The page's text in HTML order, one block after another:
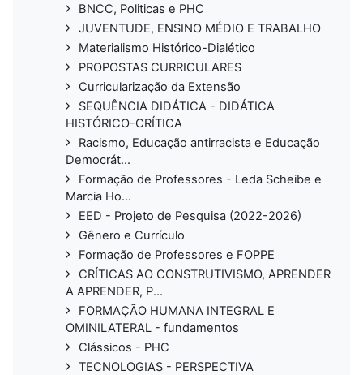
BNCC, Politicas e PHC
JUVENTUDE, ENSINO MÉDIO E TRABALHO
Materialismo Histórico-Dialético
PROPOSTAS CURRICULARES
Curricularização da Extensão
SEQUÊNCIA DIDÁTICA - DIDÁTICA
HISTÓRICO-CRÍTICA
Racismo, Educação antirracista e Educação
Democrát...
Formação de Professores - Leda Scheibe e
Marcia Ho...
EED - Projeto de Pesquisa (2022-2026)
Gênero e Currículo
Formação de Professores e FOPPE
CRÍTICAS AO CONSTRUTIVISMO, APRENDER
A APRENDER, P...
FORMAÇÃO HUMANA INTEGRAL E
OMINILATERAL - fundamentos
Clássicos - PHC
TECNOLOGIAS - PERSPECTIVA